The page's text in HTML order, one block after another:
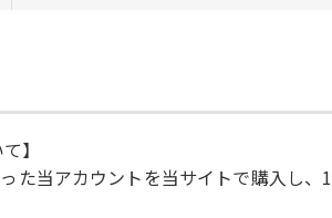
】
た当アカウントを当サイトで購入し、